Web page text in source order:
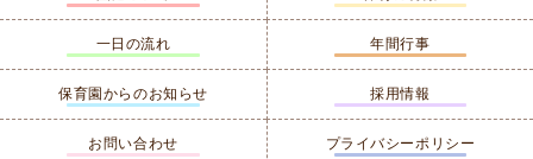
一日の流れ 年間行事
保育園からのお知らせ 採用情報
お問い合わせ プライバシーポリシー